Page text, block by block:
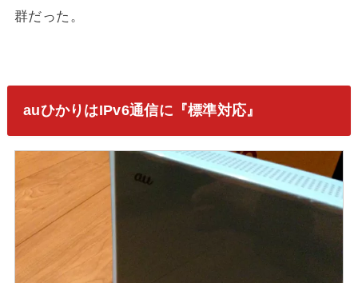
群だった。
auひかりはIPv6通信に『標準対応』